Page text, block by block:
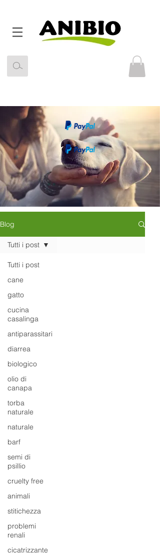
Blog
Tutti i post
cane
gatto
cucina
casalinga
antiparassitari
diarrea
biologico
olio di
canapa
torba
naturale
naturale
barf
semi di
psillio
cruelty free
animali
stitichezza
problemi
renali
cicatrizzante
Tutti i post